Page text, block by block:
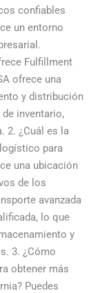
confiables
un entorno
Fulfillment
ofrece una
y distribución
inventario,
2. ¿Cuál es la
para
una ubicación
de los
avanzada
lo que
y
3. ¿Cómo
obtener más
Puedes